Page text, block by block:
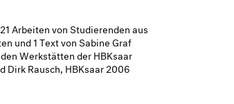
Arbeiten von Studierenden aus
und 1 Text von Sabine Graf
Werkstätten der HBKsaar
Dirk Rausch, HBKsaar 2006